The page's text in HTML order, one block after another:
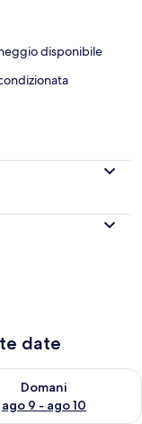
disponibile
date
8 - ago 9
Domani
ago 9 - ago 10
disponibilità per